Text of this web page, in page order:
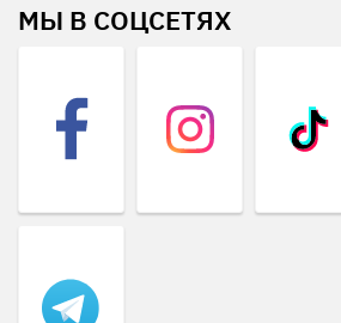
МЫ В СОЦСЕТЯХ